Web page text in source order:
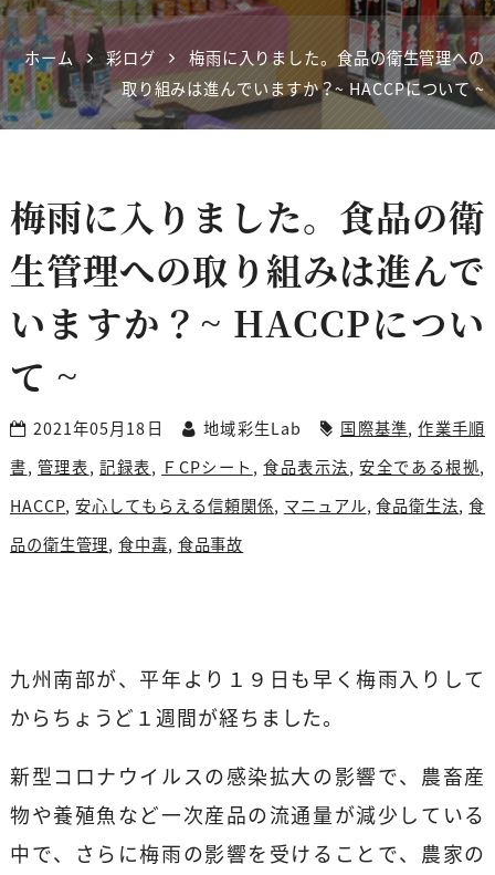
ホーム 彩ログ
梅雨に入りました。食品の衛生管理への
取り組みは進んでいますか？~ HACCPについて ~
梅雨に入りました。食品の衛
生管理への取り組みは進んで
いますか？~ HACCPについ
て ~
2021年05月18日 地域彩生Lab 国際基準,作業手順
書, 管理表,記録表, ＦCPシート ,食品表示法,安全である根拠,
HACCP,安心してもらえる信頼関係, マニュアル,食品衛生法,食
品の衛生管理,食中毒, 食品事故
九州南部が、平年より１９日も早く梅雨入りして
からちょうど１週間が経ちました。
新型コロナウイルスの感染拡大の影響で、農畜産
物や養殖魚など一次産品の流通量が減少している
中で、さらに梅雨の影響を受けることで、農家の